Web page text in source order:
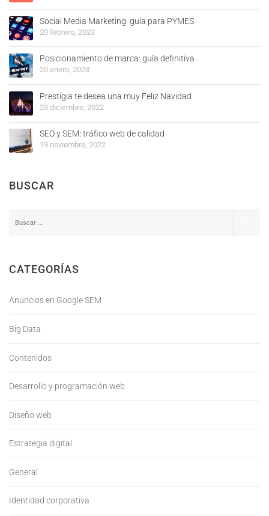
Social Media Marketing: guía para PYMES
20 febrero, 2023
Posicionamiento de marca: guía definitiva
20 enero, 2023
Prestigia te desea una muy Feliz Navidad
23 diciembre, 2022
SEO y SEM: tráfico web de calidad
19 noviembre, 2022
BUSCAR
CATEGORÍAS
Anuncios en Google SEM
Big Data
Contenidos
Desarrollo y programación web
Diseño web
Estrategia digital
General
Identidad corporativa